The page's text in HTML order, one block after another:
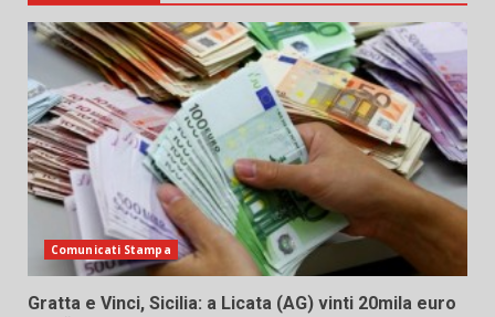
Comunicati Stampa
Gratta e Vinci, Sicilia: a Licata (AG) vinti 20mila euro